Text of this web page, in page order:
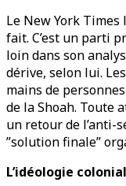
Le New York Times
fait. C’est un parti
loin dans son
dérive, selon lui.
mains de
de la Shoah. Toute
un retour de l’anti-
”solution finale”
L’idéologie